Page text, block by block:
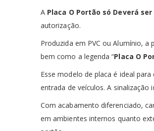
A Placa O Portão só Deverá
autorização.
Produzida em PVC ou Alumínio,
bem como a legenda“Placa O
Esse modelo de placa é ideal
entrada de veículos. A
Com acabamento diferenciado,
em ambientes internos quanto